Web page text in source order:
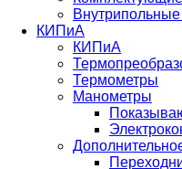
КИПиА
КИПиА
Термометры
Манометры